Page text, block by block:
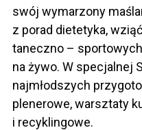
swój wymarzony
z porad dietetyka,
taneczno –
na żywo. W specjalnej
najmłodszych
plenerowe, warsztaty
i recyklingowe.